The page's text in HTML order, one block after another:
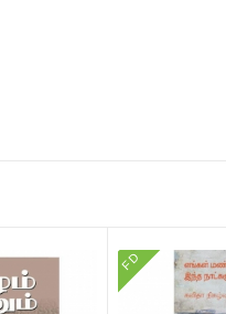
FD